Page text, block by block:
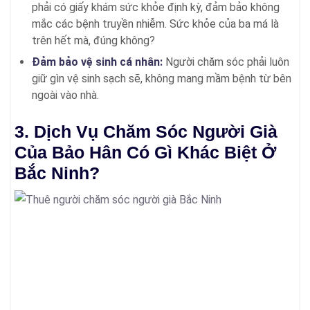
phải có giấy khám sức khỏe định kỳ, đảm bảo không
mắc các bệnh truyền nhiễm. Sức khỏe của ba má là
trên hết mà, đúng không?
Đảm bảo vệ sinh cá nhân: Người chăm sóc phải luôn
giữ gìn vệ sinh sạch sẽ, không mang mầm bệnh từ bên
ngoài vào nhà.
3. Dịch Vụ Chăm Sóc Người Già
Của Bảo Hân Có Gì Khác Biệt Ở
Bắc Ninh?